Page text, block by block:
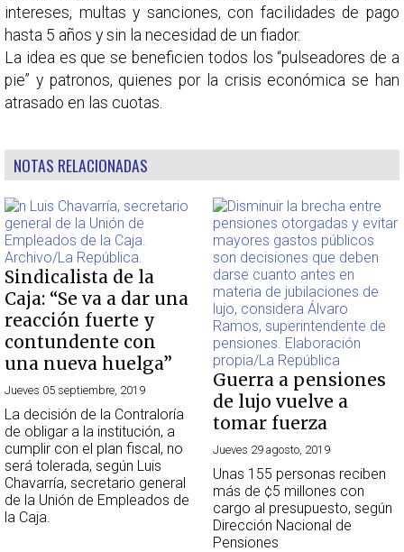
intereses, multas y sanciones, con facilidades de pago
hasta 5 años y sin la necesidad de un fiador.
La idea es que se beneficien todos los “pulseadores de a
pie” y patronos, quienes por la crisis económica se han
atrasado en las cuotas.
NOTAS RELACIONADAS
Sindicalista de la
Caja: “Se va a dar una
reacción fuerte y
contundente con
una nueva huelga”
Jueves 05 septiembre, 2019
La decisión de la Contraloría
de obligar a la institución, a
cumplir con el plan fiscal, no
será tolerada, según Luis
Chavarría, secretario general
de la Unión de Empleados de
la Caja.
Guerra a pensiones
de lujo vuelve a
tomar fuerza
Jueves 29 agosto, 2019
Unas 155 personas reciben
más de ¢5 millones con
cargo al presupuesto, según
Dirección Nacional de
Pensiones